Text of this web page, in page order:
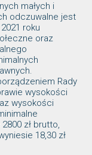
małych i
odczuwalne jest
roku
oraz
Rady
wysokości
wysokości
zł brutto,
18,30 zł